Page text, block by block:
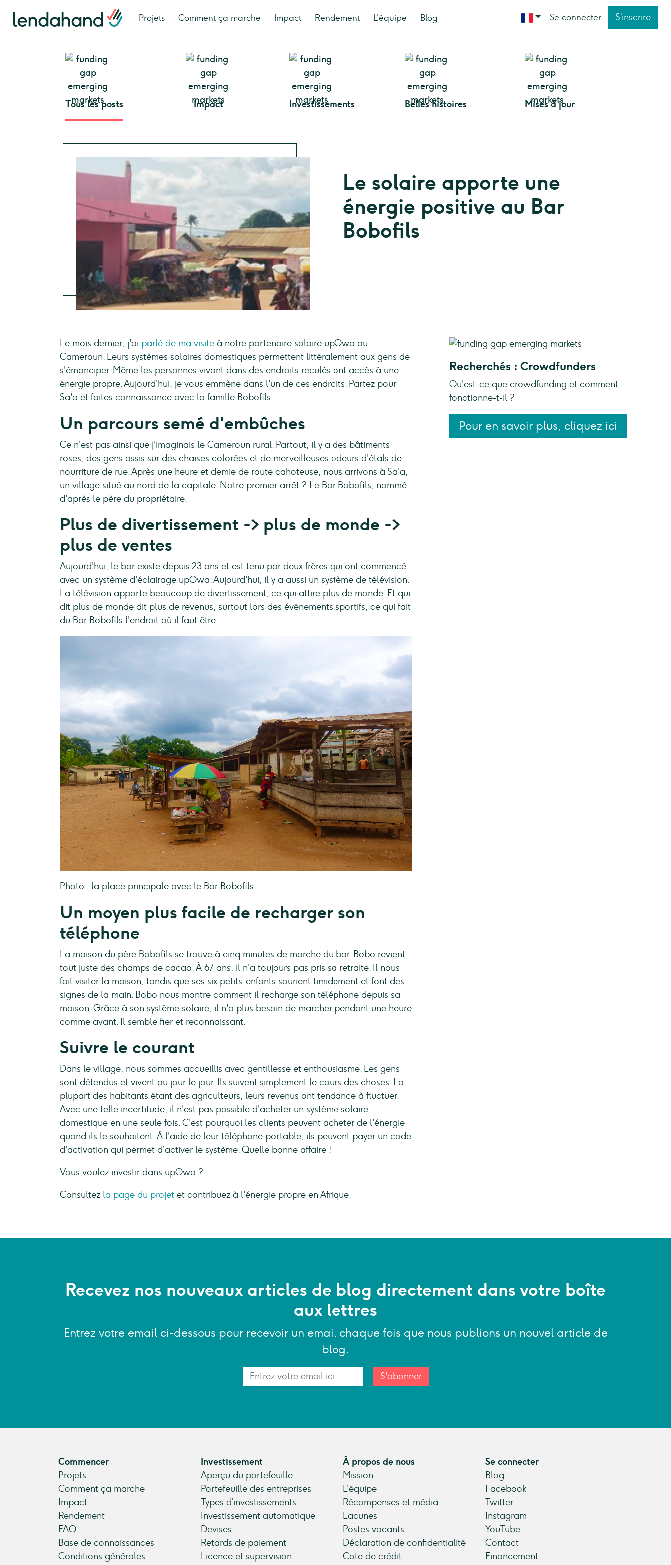
Projets Comment ça marche Impact Rendement L'équipe Blog Se connecter S’inscrire
Tous les posts Impact Investissements Belles histoires Mises à jour
Le solaire apporte une
énergie positive au Bar
Bobofils
Le mois dernier, j'ai parlé de ma visite à notre partenaire solaire upOwa au
Cameroun. Leurs systèmes solaires domestiques permettent littéralement aux gens de
s'émanciper. Même les personnes vivant dans des endroits reculés ont accès à une
énergie propre. Aujourd'hui, je vous emmène dans l'un de ces endroits. Partez pour
Sa'a et faites connaissance avec la famille Bobofils.
Un parcours semé d'embûches
Ce n'est pas ainsi que j'imaginais le Cameroun rural. Partout, il y a des bâtiments
roses, des gens assis sur des chaises colorées et de merveilleuses odeurs d'étals de
nourriture de rue. Après une heure et demie de route cahoteuse, nous arrivons à Sa'a,
un village situé au nord de la capitale. Notre premier arrêt ? Le Bar Bobofils, nommé
d'après le père du propriétaire.
Plus de divertissement -> plus de monde ->
plus de ventes
Aujourd'hui, le bar existe depuis 23 ans et est tenu par deux frères qui ont commencé
avec un système d'éclairage upOwa. Aujourd'hui, il y a aussi un système de télévision.
La télévision apporte beaucoup de divertissement, ce qui attire plus de monde. Et qui
dit plus de monde dit plus de revenus, surtout lors des événements sportifs, ce qui fait
du Bar Bobofils l'endroit où il faut être.
Photo : la place principale avec le Bar Bobofils
Un moyen plus facile de recharger son
téléphone
La maison du père Bobofils se trouve à cinq minutes de marche du bar. Bobo revient
tout juste des champs de cacao. À 67 ans, il n'a toujours pas pris sa retraite. Il nous
fait visiter la maison, tandis que ses six petits-enfants sourient timidement et font des
signes de la main. Bobo nous montre comment il recharge son téléphone depuis sa
maison. Grâce à son système solaire, il n'a plus besoin de marcher pendant une heure
comme avant. Il semble fier et reconnaissant.
Suivre le courant
Dans le village, nous sommes accueillis avec gentillesse et enthousiasme. Les gens
sont détendus et vivent au jour le jour. Ils suivent simplement le cours des choses. La
plupart des habitants étant des agriculteurs, leurs revenus ont tendance à fluctuer.
Avec une telle incertitude, il n'est pas possible d'acheter un système solaire
domestique en une seule fois. C'est pourquoi les clients peuvent acheter de l'énergie
quand ils le souhaitent. À l'aide de leur téléphone portable, ils peuvent payer un code
d'activation qui permet d'activer le système. Quelle bonne affaire !
Vous voulez investir dans upOwa ?
Consultez la page du projet et contribuez à l'énergie propre en Afrique.
Recherchés : Crowdfunders
Qu'est-ce que crowdfunding et comment
fonctionne-t-il ?
Pour en savoir plus, cliquez ici
Recevez nos nouveaux articles de blog directement dans votre boîte
aux lettres
Entrez votre email ci-dessous pour recevoir un email chaque fois que nous publions un nouvel article de
blog.
S'abonner
Commencer
Projets
Comment ça marche
Impact
Rendement
FAQ
Base de connaissances
Conditions générales
Investissement
Aperçu du portefeuille
Portefeuille des entreprises
Types d’investissements
Investissement automatique
Devises
Retards de paiement
Licence et supervision
À propos de nous
Mission
L'équipe
Récompenses et média
Lacunes
Postes vacants
Déclaration de confidentialité
Cote de crédit
Se connecter
Blog
Facebook
Twitter
Instagram
YouTube
Contact
Financement